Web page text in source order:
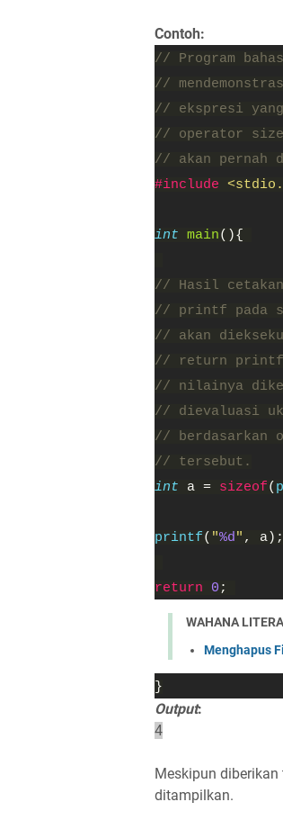
Contoh:
// Program
//
// ekspresi
// operator
// akan pernah
#include
int main(){
// Hasil
// printf pada
// akan
// return printf
// nilainya
// dievaluasi
// berdasarkan
// tersebut.
int a = sizeof(
printf( "%d " ,
return 0 ;
WAHANA
Menghapus
}
Output:
4
Meskipun
ditampilkan.